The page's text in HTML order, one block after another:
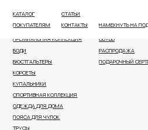
КАТАЛОГ
ПОКУПАТЕЛЯМ НАМЕКНУТЬ НА ПОДАРОК
СТАТЬИ
КОНТАКТЫ
ВСЕ КАТЕГОРИИ
НОВОЕ ПОСТУПЛЕНИЕ
БЮСТГАЛЬТЕРЫ
КОРСЕТЫ
КУПАЛЬНИКИ
ОДЕЖДА ДЛЯ ДОМА
ПОЯСА ДЛЯ ЧУЛОК
ТРУСЫ
КОРРЕКТИРУЮЩЕЕ БЕЛЬЕ
ПОДАРОЧНЫЙ СЕРТИФИКАТ
СПОРТИВНАЯ КОЛЛЕКЦИЯ